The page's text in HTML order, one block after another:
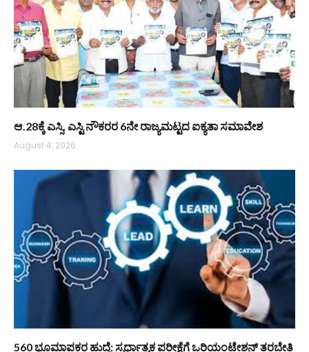
ಆ.28ಕ್ಕೆ ಎಸ್ಸಿ, ಎಸ್ಟಿ ನೌಕರರ 6ನೇ ರಾಜ್ಯಮಟ್ಟದ ಐಕ್ಯತಾ ಸಮಾವೇಶ
August 4, 2026
560 ಭೂಮಾಪಕರ ಹುದ್ದೆ: ಸ್ಪರ್ಧಾತ್ಮಕ ಪರೀಕ್ಷೆಗೆ ಒರಿಯಂಟೇಶನ್ ತರಬೇತಿ